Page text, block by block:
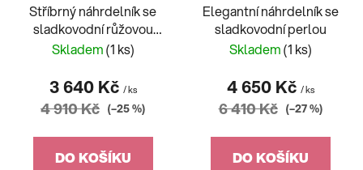
Stříbrný náhrdelník se
sladkovodní růžovou
perlou
Skladem(1 ks)
3 640 Kč / ks
4 910 Kč (–25 %)
DO KOŠÍKU
Elegantní náhrdelník se
sladkovodní perlou
Skladem(1 ks)
4 650 Kč / ks
6 410 Kč (–27 %)
DO KOŠÍKU